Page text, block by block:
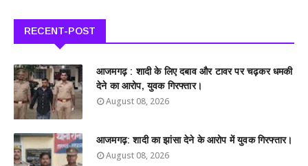
RECENT-POST
आजमगढ़ : शादी के लिए दबाव और टावर पर चढ़कर धमकी
देने का आरोप, युवक गिरफ्तार।
August 08, 2026
आजमगढ़: शादी का झांसा देने के आरोप में युवक गिरफ्तार।
August 08, 2026